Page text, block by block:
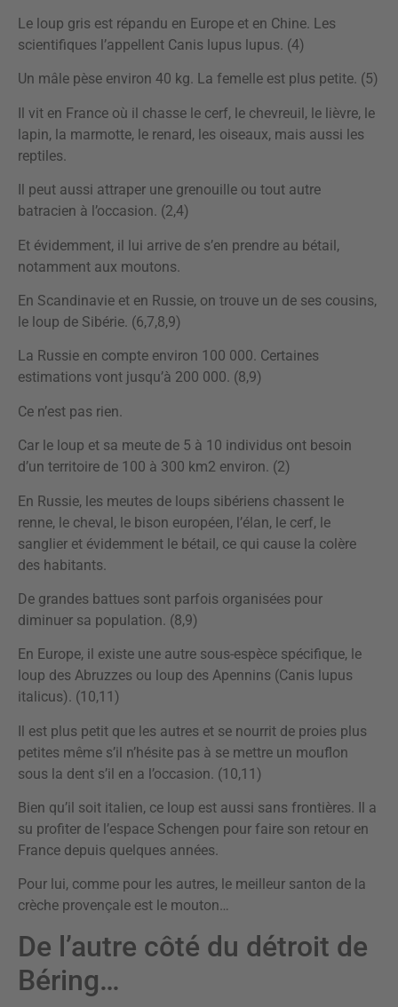
Le loup gris est répandu en Europe et en Chine. Les
scientifiques l’appellent Canis lupus lupus. (4)
Un mâle pèse environ 40 kg. La femelle est plus petite. (5)
Il vit en France où il chasse le cerf, le chevreuil, le lièvre, le
lapin, la marmotte, le renard, les oiseaux, mais aussi les
reptiles.
Il peut aussi attraper une grenouille ou tout autre
batracien à l’occasion. (2,4)
Et évidemment, il lui arrive de s’en prendre au bétail,
notamment aux moutons.
En Scandinavie et en Russie, on trouve un de ses cousins,
le loup de Sibérie. (6,7,8,9)
La Russie en compte environ 100 000. Certaines
estimations vont jusqu’à 200 000. (8,9)
Ce n’est pas rien.
Car le loup et sa meute de 5 à 10 individus ont besoin
d’un territoire de 100 à 300 km2 environ. (2)
En Russie, les meutes de loups sibériens chassent le
renne, le cheval, le bison européen, l’élan, le cerf, le
sanglier et évidemment le bétail, ce qui cause la colère
des habitants.
De grandes battues sont parfois organisées pour
diminuer sa population. (8,9)
En Europe, il existe une autre sous-espèce spécifique, le
loup des Abruzzes ou loup des Apennins (Canis lupus
italicus). (10,11)
Il est plus petit que les autres et se nourrit de proies plus
petites même s’il n’hésite pas à se mettre un mouflon
sous la dent s’il en a l’occasion. (10,11)
Bien qu’il soit italien, ce loup est aussi sans frontières. Il a
su profiter de l’espace Schengen pour faire son retour en
France depuis quelques années.
Pour lui, comme pour les autres, le meilleur santon de la
crèche provençale est le mouton…
De l’autre côté du détroit de
Béring…